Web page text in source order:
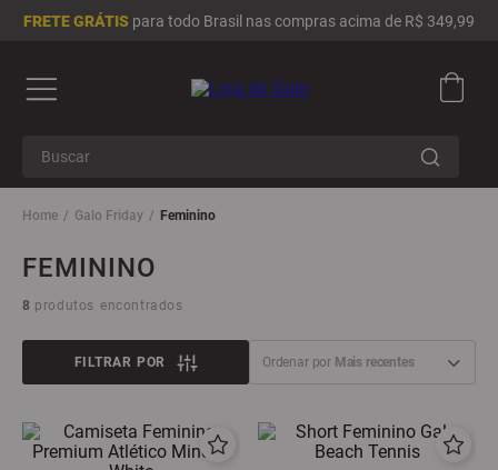
FRETE GRÁTIS para todo Brasil nas compras acima de R$ 349,99
Galo Friday Feminino
FEMININO
8 produtos
FILTRAR Ordenar por Mais recentes
2º camisa feminina
3º infantil
5º chinelo
6 adidas
7 º boné